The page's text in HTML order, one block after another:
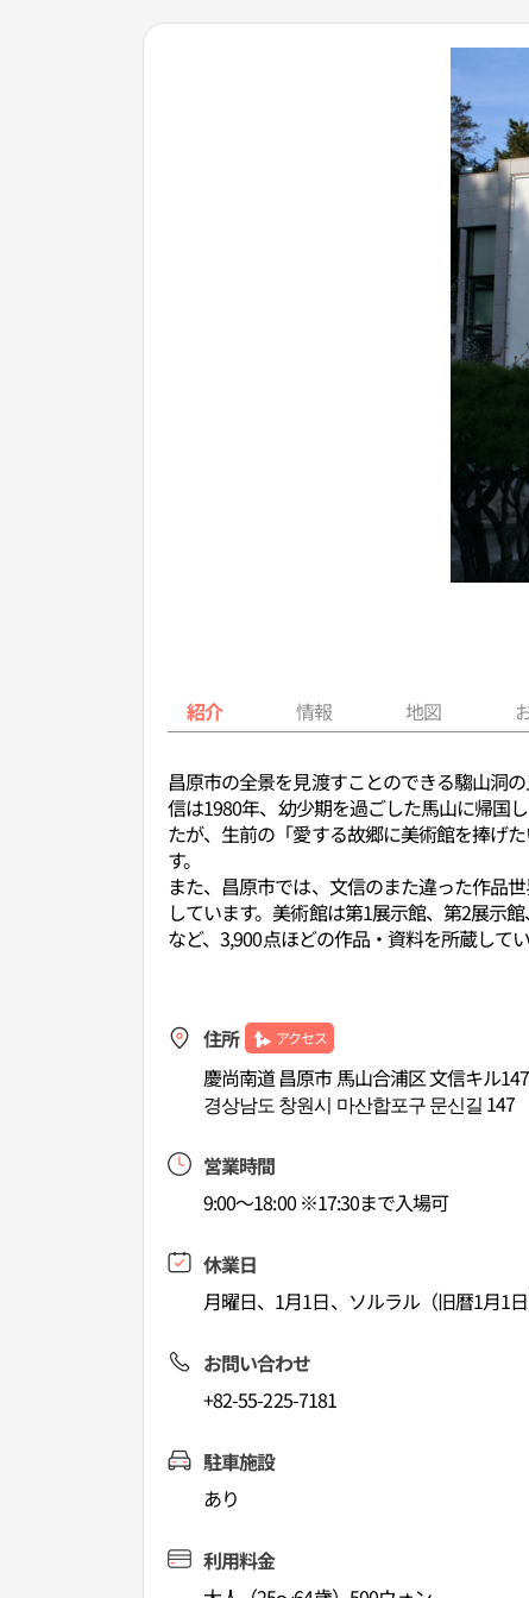
紹介 情報 地図
昌原市の全景を見渡すことのできる騶山洞
信は1980年、幼少期を過ごした馬山に帰国
たが、生前の「愛する故郷に美術館を捧げ
す。
また、昌原市では、文信のまた違った作品
しています。美術館は第1展示館、第2展示
など、3,900点ほどの作品・資料を所蔵してい
住所 アクセス
慶尚南道 昌原市 馬山合浦区 文信キル147
경상남도 창원시 마산합포구 문신길 147
営業時間
9:00～18:00 ※17:30まで入場可
休業日
月曜日、1月1日、ソルラル（旧暦1月1
お問い合わせ
+82-55-225-7181
駐車施設
あり
利用料金